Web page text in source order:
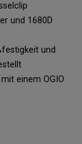
und 1680D
und
einem OGIO